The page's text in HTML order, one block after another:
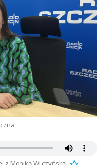
z Moniką Wilczyńską